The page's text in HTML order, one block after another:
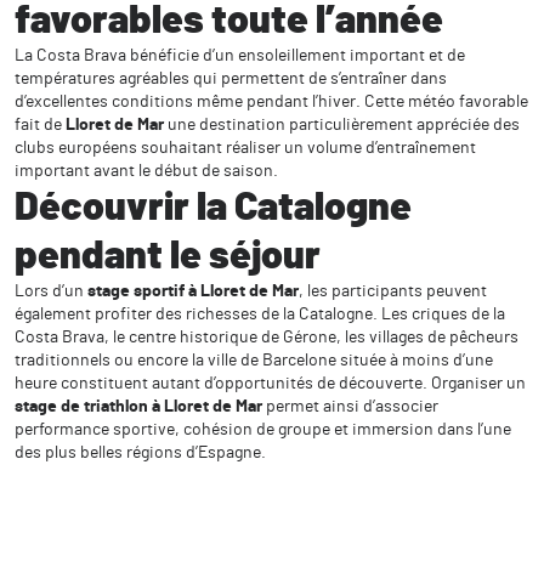
favorables toute l’année
La Costa Brava bénéficie d’un ensoleillement important et de
températures agréables qui permettent de s’entraîner dans
d’excellentes conditions même pendant l’hiver. Cette météo favorable
fait de Lloret de Marune destination particulièrement appréciée des
clubs européens souhaitant réaliser un volume d’entraînement
important avant le début de saison.
Découvrir la Catalogne
pendant le séjour
Lors d’un stage sportif à Lloret de Mar, les participants peuvent
également profiter des richesses de la Catalogne. Les criques de la
Costa Brava, le centre historique de Gérone, les villages de pêcheurs
traditionnels ou encore la ville de Barcelone située à moins d’une
heure constituent autant d’opportunités de découverte. Organiser un
stage de triathlon à Lloret de Marpermet ainsi d’associer
performance sportive, cohésion de groupe et immersion dans l’une
des plus belles régions d’Espagne.